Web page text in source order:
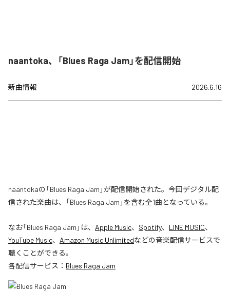
naantoka、「Blues Raga Jam」を配信開始
新曲情報 2026.6.16
naantokaの「Blues Raga Jam」が配信開始された。今回デジタル配
信された楽曲は、「Blues Raga Jam」を含む全1曲となっている。
なお「Blues Raga Jam 」は、 Apple Music、 Spotify、 LINE MUSIC、
YouTube Music、 Amazon Music Unlimitedなどの音楽配信サービスで
聴くことができる。
各配信サービス： Blues Raga Jam